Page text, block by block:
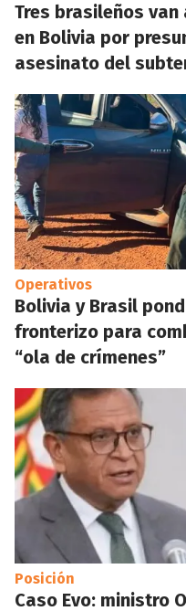
Tres brasileños
en Bolivia por
asesinato del
Operativos
Bolivia y Brasil
fronterizo para
“ola de crímenes”
Posición
Caso Evo: ministro